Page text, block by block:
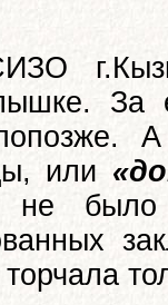
За
или
не
торчала